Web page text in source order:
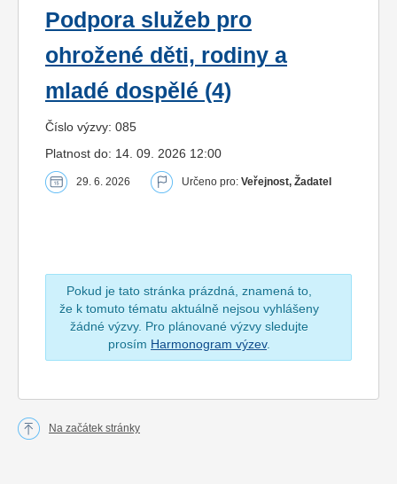
Podpora služeb pro
ohrožené děti, rodiny a
mladé dospělé (4)
Číslo výzvy: 085
Platnost do: 14. 09. 2026 12:00
29. 6. 2026 Určeno pro: Veřejnost, Žadatel
Pokud je tato stránka prázdná, znamená to,
že k tomuto tématu aktuálně nejsou vyhlášeny
žádné výzvy. Pro plánované výzvy sledujte
prosím Harmonogram výzev.
Na začátek stránky